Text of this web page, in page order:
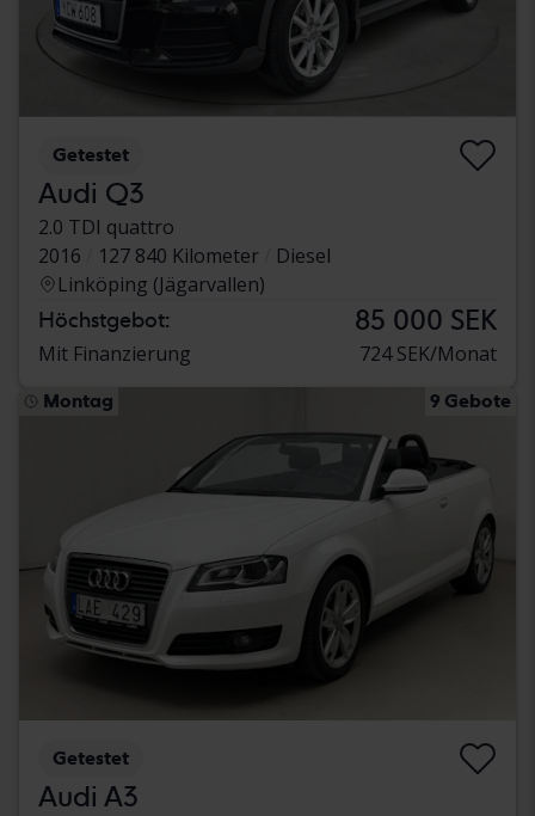
Getestet
Audi Q3
2.0 TDI quattro
2016
127 840 Kilometer
Diesel
Linköping (Jägarvallen)
Höchstgebot: 85 000 SEK
Mit Finanzierung 724 SEK/Monat
Montag 9 Gebote
Getestet
Audi A3